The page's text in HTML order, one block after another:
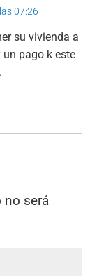
07:26
su vivienda a
pago k este
no será